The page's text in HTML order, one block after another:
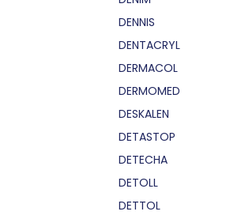
DENNIS
DENTACRYL
DERMACOL
DERMOMED
DESKALEN
DETASTOP
DETECHA
DETOLL
DETTOL